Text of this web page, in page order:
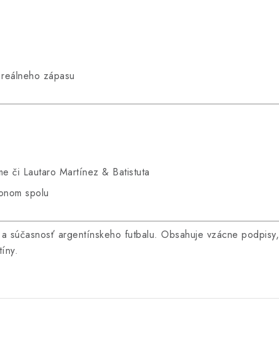
zápasu
či Lautaro Martínez & Batistuta
spolu
argentínskeho futbalu. Obsahuje vzácne podpisy,